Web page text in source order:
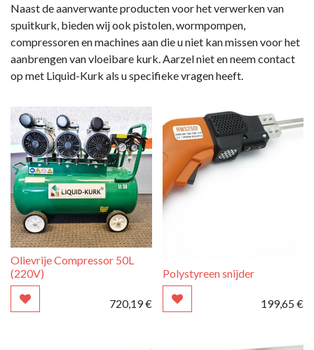
Naast de aanverwante producten voor het verwerken van
spuitkurk, bieden wij ook pistolen, wormpompen,
compressoren en machines aan die u niet kan missen voor het
aanbrengen van vloeibare kurk. Aarzel niet en neem contact
op met Liquid-Kurk als u specifieke vragen heeft.
Olievrije Compressor 50L
(220V)
720,19€
Polystyreen snijder
199,65€